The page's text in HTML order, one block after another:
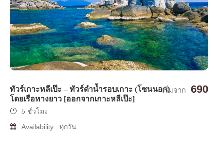
ทัวร์เกาะหลีเป๊ะ – ทัวร์ดำน้ำรอบเกาะ (โซนนอก)
โดยเรือหางยาว [ออกจากเกาะหลีเป๊ะ]
เริ่มจาก 690
5 ชั่วโมง
Availability : ทุกวัน